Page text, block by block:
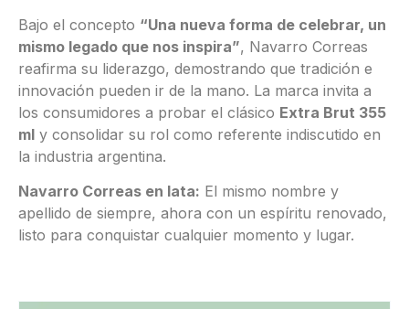
Bajo el concepto “Una nueva forma de celebrar, un
mismo legado que nos inspira”, Navarro Correas
reafirma su liderazgo, demostrando que tradición e
innovación pueden ir de la mano. La marca invita a
los consumidores a probar el clásico Extra Brut 355
ml y consolidar su rol como referente indiscutido en
la industria argentina.
Navarro Correas en lata: El mismo nombre y
apellido de siempre, ahora con un espíritu renovado,
listo para conquistar cualquier momento y lugar.